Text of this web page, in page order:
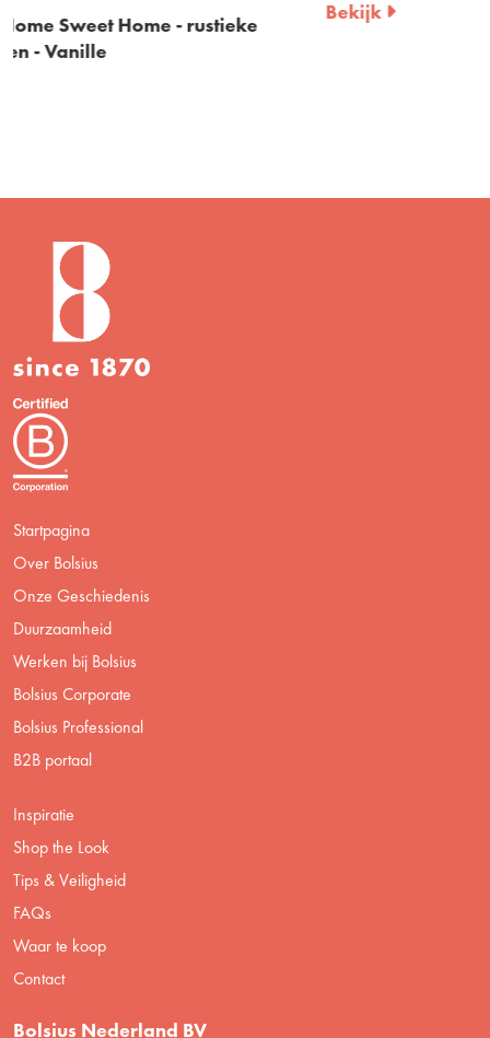
Startpagina
Over Bolsius
Onze Geschiedenis
Duurzaamheid
Werken bij Bolsius
Bolsius Corporate
Bolsius Professional
B2B portaal
Inspiratie
Shop the Look
Tips & Veiligheid
FAQs
Waar te koop
Contact
Bolsius Nederland BV